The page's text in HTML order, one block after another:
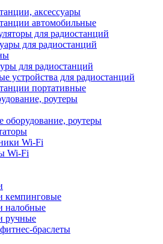
аксессуары
автомобильные
для радиостанций
для радиостанций
для радиостанций
устройства для радиостанций
портативные
роутеры
оборудование, роутеры
Wi-Fi
Wi-Fi
кемпинговые
налобные
ручные
браслеты